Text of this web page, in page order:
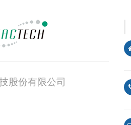
股份有限公司